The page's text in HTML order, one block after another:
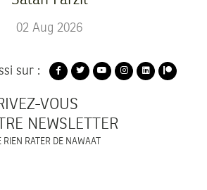
02 Aug 2026
sur :
VOUS
NEWSLETTER
RIEN RATER DE NAWAAT